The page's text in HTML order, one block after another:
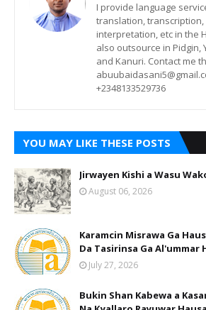
I provide language
translation,
interpretation, etc in the
also outsource in Pidgin,
and Kanuri. Contact me
+2348133529736
YOU MAY LIKE THESE POSTS
Jirwayen Kishi a Wasu
August 06, 2026
Karamcin Misrawa Ga
Da Tasirinsa Ga Al'ummar
July 27, 2026
Bukin Shan Kabewa a